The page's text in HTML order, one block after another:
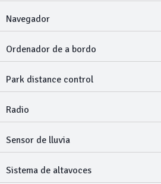
Navegador
Ordenador de a bordo
Park distance control
Radio
Sensor de lluvia
Sistema de altavoces